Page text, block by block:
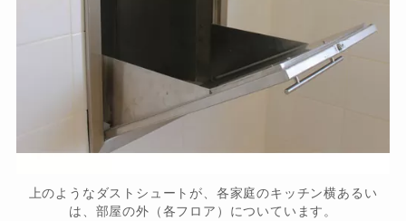
上のようなダストシュートが、各家庭のキッチン横あるい
は、部屋の外（各フロア）についています。